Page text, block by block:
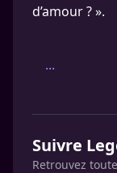
d’amour ? ».
...
Suivre
Retrouvez